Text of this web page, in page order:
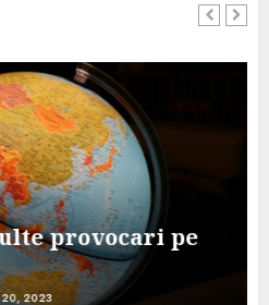
provocari pe
20, 2023